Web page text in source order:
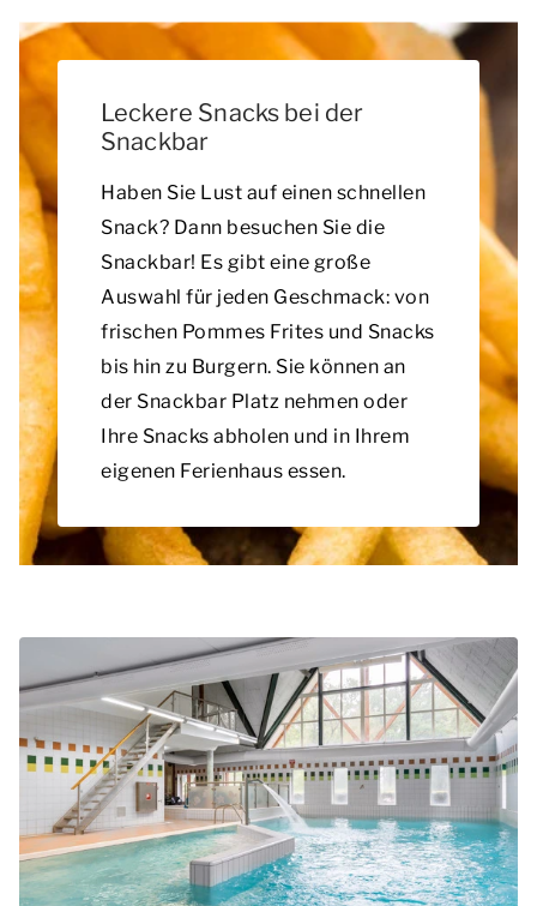
Leckere Snacks bei der
Snackbar
Haben Sie Lust auf einen schnellen
Snack? Dann besuchen Sie die
Snackbar! Es gibt eine große
Auswahl für jeden Geschmack: von
frischen Pommes Frites und Snacks
bis hin zu Burgern. Sie können an
der Snackbar Platz nehmen oder
Ihre Snacks abholen und in Ihrem
eigenen Ferienhaus essen.